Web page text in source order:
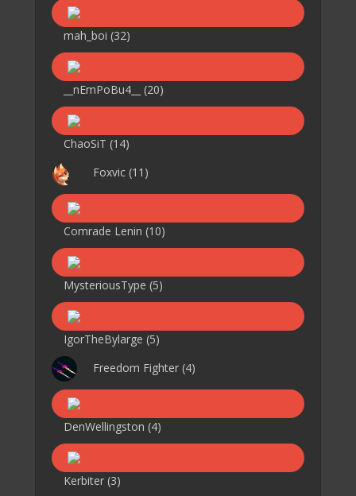
mah_boi (32)
__nEmPoBu4__ (20)
ChaoSiT (14)
Foxvic (11)
Comrade Lenin (10)
MysteriousType (5)
IgorTheBylarge (5)
Freedom Fighter (4)
DenWellingston (4)
Kerbiter (3)